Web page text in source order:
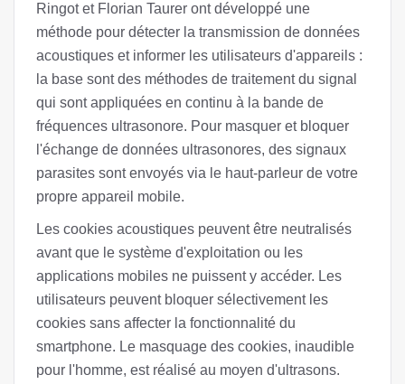
Ringot et Florian Taurer ont développé une
méthode pour détecter la transmission de données
acoustiques et informer les utilisateurs d'appareils :
la base sont des méthodes de traitement du signal
qui sont appliquées en continu à la bande de
fréquences ultrasonore. Pour masquer et bloquer
l'échange de données ultrasonores, des signaux
parasites sont envoyés via le haut-parleur de votre
propre appareil mobile.
Les cookies acoustiques peuvent être neutralisés
avant que le système d'exploitation ou les
applications mobiles ne puissent y accéder. Les
utilisateurs peuvent bloquer sélectivement les
cookies sans affecter la fonctionnalité du
smartphone. Le masquage des cookies, inaudible
pour l'homme, est réalisé au moyen d'ultrasons.